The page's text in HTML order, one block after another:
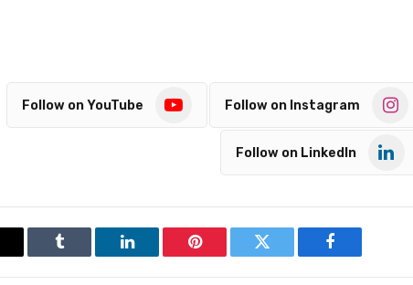
Follow on Instagram
Follow on YouTube
Follow on LinkedIn
Facebook
Twitter
Pinterest
LinkedIn
Tumblr